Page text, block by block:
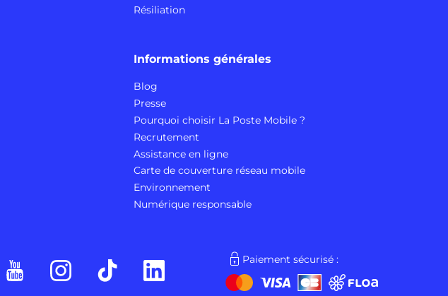
Résiliation
Informations générales
Blog
Presse
Pourquoi choisir La Poste Mobile ?
Recrutement
Assistance en ligne
Carte de couverture réseau mobile
Environnement
Numérique responsable
Paiement sécurisé :